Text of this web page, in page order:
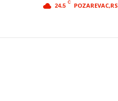
24.5
C POZAREVAC,RS